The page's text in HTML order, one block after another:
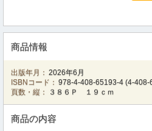
商品情報
出版年月： 2026年6月
ISBNコード： 978-4-408-65193-4 (4-408-
頁数・縦：
３８６Ｐ １９ｃｍ
商品の内容